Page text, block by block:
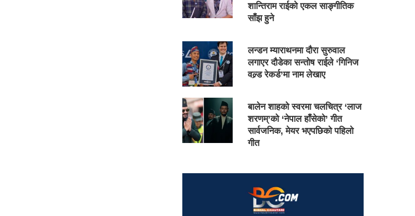
शान्तिराम राईको एकल साङ्गीतिक
साँझ हुने
लन्डन म्याराथनमा दौरा सुरुवाल
लगाएर दौडेका सन्तोष राईले ‘गिनिज
वल्र्ड रेकर्ड’मा नाम लेखाए
बालेन शाहको स्वरमा चलचित्र ‘लाज
शरणम्’को ‘नेपाल हाँसेको’ गीत
सार्वजनिक, मेयर भएपछिको पहिलो
गीत